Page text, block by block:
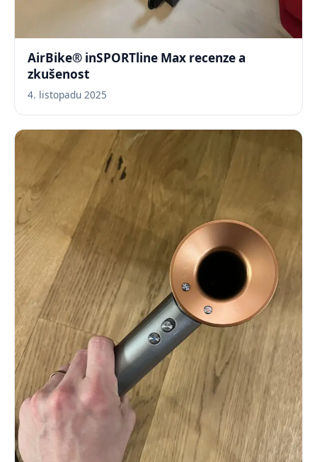
AirBike® inSPORTline Max recenze a
zkušenost
4. listopadu 2025